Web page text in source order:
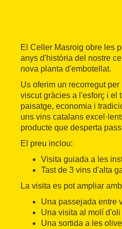
El Celler Masroig obre les
anys d'història del nostre
nova planta d'embotellat.
Us oferim un recorregut
viscut gràcies a l'esforç i el
paisatge, economia i
uns vins catalans
producte que desperta
El preu inclou:
Visita guiada a les
Tast de 3 vins d'alta
La visita es pot ampliar
Una passejada entre
Una visita al molí d'oli
Una sortida a les